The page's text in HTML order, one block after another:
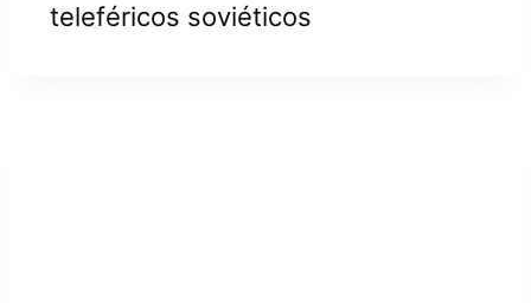
teleféricos soviéticos